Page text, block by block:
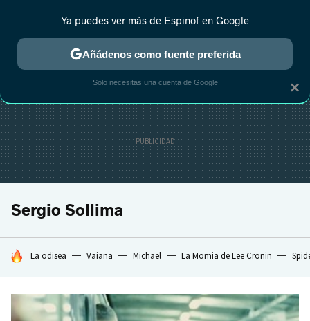
ESTRENOS REALITY ANIME RANKINGS CINE
Sergio Sollima
HOY SE HABLA DE
La odisea Vaiana Michael La Momia de Lee Cronin
×
Ya puedes ver más de Espinof en Google
Añádenos como fuente preferida
Solo necesitas una cuenta de Google